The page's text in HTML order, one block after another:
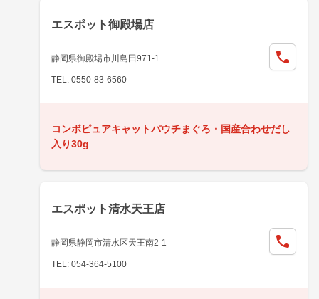
エスポット御殿場店
静岡県御殿場市川島田971-1
TEL: 0550-83-6560
コンボピュアキャットパウチまぐろ・国産合わせだし
入り30g
エスポット清水天王店
静岡県静岡市清水区天王南2-1
TEL: 054-364-5100